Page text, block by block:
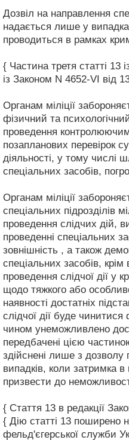
Дозвіл на направлення
надається лише у
проводиться в рамках
{ Частина третя статті 13
із Законом N 4652-VI від
Органам міліції
фізичний та
проведення
позапланових перевірок
діяльності, у тому числі
спеціальних засобів,
Органам міліції
спеціальних підрозділів
проведення слідчих дій,
проведенні спеціальних
зовнішність , а також
спеціальних засобів, крім
проведення слідчої дії у
щодо тяжкого або
наявності достатніх
слідчої дії буде
чином унеможливлено
передбачені цією
здійснені лише з дозволу
випадків, коли затримка в
призвести до
{ Стаття 13 в редакції
{ Дію статті 13 поширено
фельд'єгерської служби